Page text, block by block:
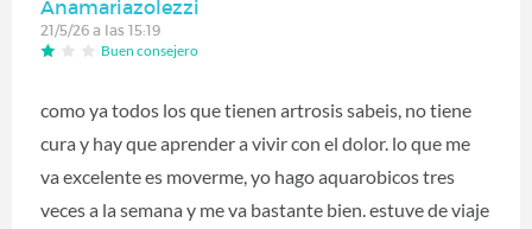
Anamariazolezzi
21/5/26 a las 15:19
Buen consejero
como ya todos los que tienen artrosis sabeis, no tiene
cura y hay que aprender a vivir con el dolor. lo que me
va excelente es moverme, yo hago aquarobicos tres
veces a la semana y me va bastante bien. estuve de viaje